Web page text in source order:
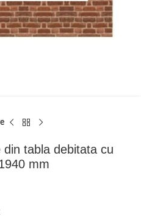
tabla debitata cu
mm